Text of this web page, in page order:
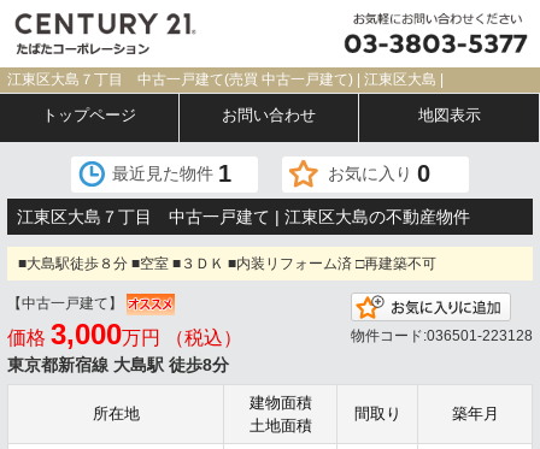
江東区大島７丁目 中古一戸建て(売買 中古一戸建て) | 江東区大島 |
トップページ お問い合わせ 地図表示
最近見た物件 1 お気に入り 0
江東区大島７丁目 中古一戸建て | 江東区大島の不動産物件
■大島駅徒歩８分 ■空室 ■３ＤＫ ■内装リフォーム済 □再建築不可
【中古一戸建て】
価格 3,000万円 （税込）
東京都新宿線 大島駅 徒歩8分
物件コード:036501-223128
所在地
建物面積
土地面積
間取り 築年月